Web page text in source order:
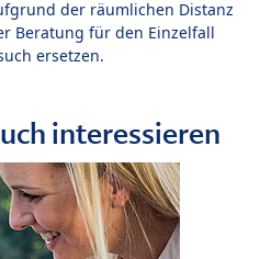
der räumlichen Distanz
Beratung für den Einzelfall
ersetzen.
interessieren